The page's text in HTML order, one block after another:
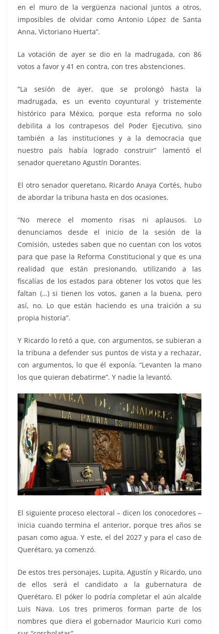
en el muro de la vergüenza nacional juntos a otros,
imposibles de olvidar como Antonio López de Santa
Anna, Victoriano Huerta”.
La votación de ayer se dio en la madrugada, con 86
votos a favor y 41 en contra, con tres abstenciones.
“La sesión de ayer, que se prolongó hasta la
madrugada, es un evento coyuntural y tristemente
histórico para México, porque esta reforma no solo
debilita a los contrapesos del Poder Ejecutivo, sino
también a las instituciones y a la democracia que
nuestro país había logrado construir” lamentó el
senador queretano Agustín Dorantes.
El otro senador queretano, Ricardo Anaya Cortés, hubo
de abordar la tribuna hasta en dos ocasiones.
“No merece el momento risas ni aplausos. Lo
denunciamos desde el inicio de la sesión de la
Comisión, ustedes saben que no cuentan con los votos
para que pase la Reforma Constitucional y que es una
realidad que están presionando, utilizando a las
fiscalías de los estados para obtener los votos que les
faltan (…) si tienen los votos, ganen a la buena, pero
así, no. Lo que están haciendo es una traición a su
propia historia”.
Y Ricardo lo retó a que, con argumentos, se subieran a
la tribuna a defender sus puntos de vista y a rechazar,
con argumentos, lo que él exponía. “Levanten la mano
los que quieran debatirme”. Y nadie la levantó.
El siguiente proceso electoral – dicen los conocedores –
inicia cuando termina el anterior, porque tres años se
pasan como agua. Y este, el del 2027 y para el caso de
Querétaro, ya comenzó.
De estos tres personajes, Lupita, Agustín y Ricardo, uno
de ellos será el candidato a la gubernatura de
Querétaro. El póker lo podría completar el aún alcalde
Luis Nava. Los tres primeros forman parte de los
nombres que diera el gobernador Mauricio Kuri como